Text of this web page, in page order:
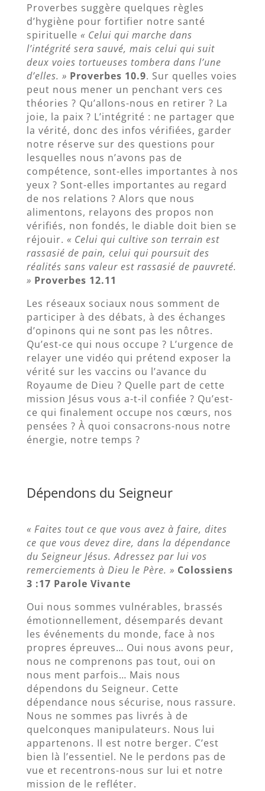
Proverbes suggère quelques règles
d’hygiène pour fortifier notre santé
spirituelle « Celui qui marche dans
l’intégrité sera sauvé, mais celui qui suit
deux voies tortueuses tombera dans l’une
d’elles. » Proverbes 10.9. Sur quelles voies
peut nous mener un penchant vers ces
théories ? Qu’allons-nous en retirer ? La
joie, la paix ? L’intégrité : ne partager que
la vérité, donc des infos vérifiées, garder
notre réserve sur des questions pour
lesquelles nous n’avons pas de
compétence, sont-elles importantes à nos
yeux ? Sont-elles importantes au regard
de nos relations ? Alors que nous
alimentons, relayons des propos non
vérifiés, non fondés, le diable doit bien se
réjouir. « Celui qui cultive son terrain est
rassasié de pain, celui qui poursuit des
réalités sans valeur est rassasié de pauvreté.
» Proverbes 12.11
Les réseaux sociaux nous somment de
participer à des débats, à des échanges
d’opinons qui ne sont pas les nôtres.
Qu’est-ce qui nous occupe ? L’urgence de
relayer une vidéo qui prétend exposer la
vérité sur les vaccins ou l’avance du
Royaume de Dieu ? Quelle part de cette
mission Jésus vous a-t-il confiée ? Qu’est-
ce qui finalement occupe nos cœurs, nos
pensées ? À quoi consacrons-nous notre
énergie, notre temps ?
Dépendons du Seigneur
« Faites tout ce que vous avez à faire, dites
ce que vous devez dire, dans la dépendance
du Seigneur Jésus. Adressez par lui vos
remerciements à Dieu le Père. » Colossiens
3 :17 Parole Vivante
Oui nous sommes vulnérables, brassés
émotionnellement, désemparés devant
les événements du monde, face à nos
propres épreuves… Oui nous avons peur,
nous ne comprenons pas tout, oui on
nous ment parfois… Mais nous
dépendons du Seigneur. Cette
dépendance nous sécurise, nous rassure.
Nous ne sommes pas livrés à de
quelconques manipulateurs. Nous lui
appartenons. Il est notre berger. C’est
bien là l’essentiel. Ne le perdons pas de
vue et recentrons-nous sur lui et notre
mission de le refléter.